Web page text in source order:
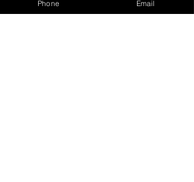
Phone Email